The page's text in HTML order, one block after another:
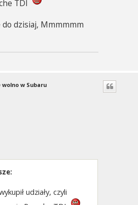
TDI
dzisiaj, Mmmmmm
wolno w Subaru
udziały, czyli